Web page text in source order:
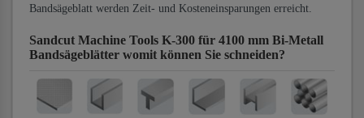
Bandsägeblatt werden Zeit- und Kosteneinsparungen erreicht.
Sandcut Machine Tools K-300 für 4100 mm Bi-Metall
Bandsägeblätter womit können Sie schneiden?